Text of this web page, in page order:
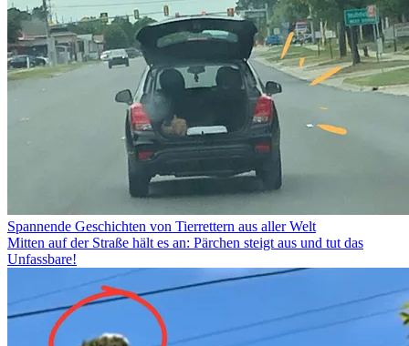
Spannende Geschichten von Tierrettern aus aller Welt
Mitten auf der Straße hält es an: Pärchen steigt aus und tut das
Unfassbare!